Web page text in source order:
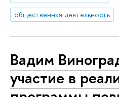
общественная деятельность
Вадим
участие в